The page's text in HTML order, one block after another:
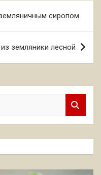
сиропом
земляники лесной